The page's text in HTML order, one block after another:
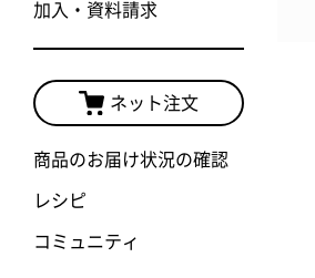
加入・資料請求
ネット注文
商品のお届け状況の確認
レシピ
コミュニティ